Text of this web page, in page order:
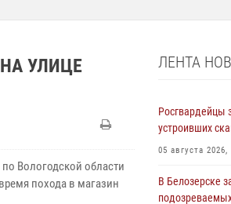
УЛИЦЕ
Вологодской области
похода в магазин
ЛЕНТА
Росгвардейцы
устроивших
05 августа 2026,
В Белозерске